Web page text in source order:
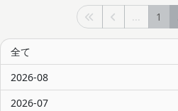
... 1
全て
2026-08
2026-07